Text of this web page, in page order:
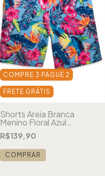
COMPRE 3 PAGUE 2
FRETE GRÁTIS
Shorts Areia Branca
Menino Floral Azul
Estampado
R$139,90
COMPRAR